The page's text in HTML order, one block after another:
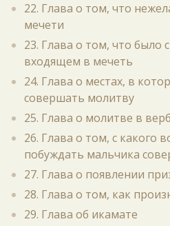
22. Глава о том, что
мечети
23. Глава о том, что было
входящем в мечеть
24. Глава о местах, в
совершать молитву
25. Глава о молитве в
26. Глава о том, с какого
побуждать мальчика
27. Глава о появлении
28. Глава о том, как
29. Глава об икамате